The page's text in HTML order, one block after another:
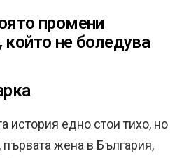
промени
не боледува
история едно стои тихо, но
, първата жена в България,